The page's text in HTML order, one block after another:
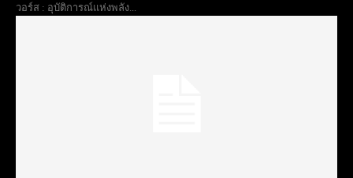
วอร์ส : อุบัติการณ์แห่งพลัง...